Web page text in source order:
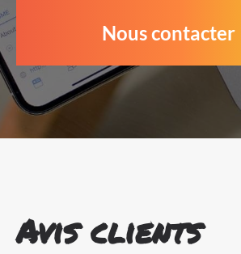
Nous contacter
Avis clients